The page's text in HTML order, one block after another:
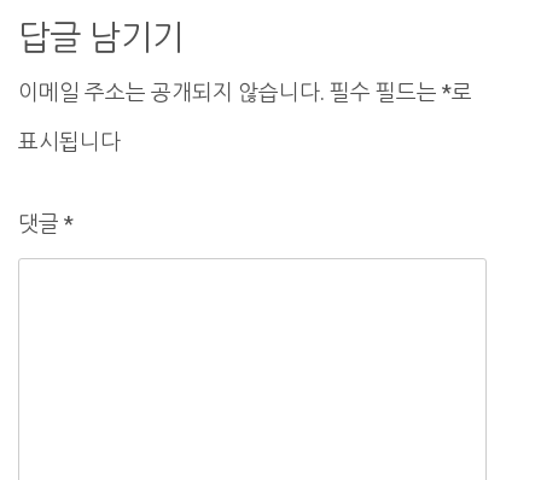
게
이
션
답글 남기기
이메일 주소는 공개되지 않습니다. 필수 필드는 *로
표시됩니다
댓글 *